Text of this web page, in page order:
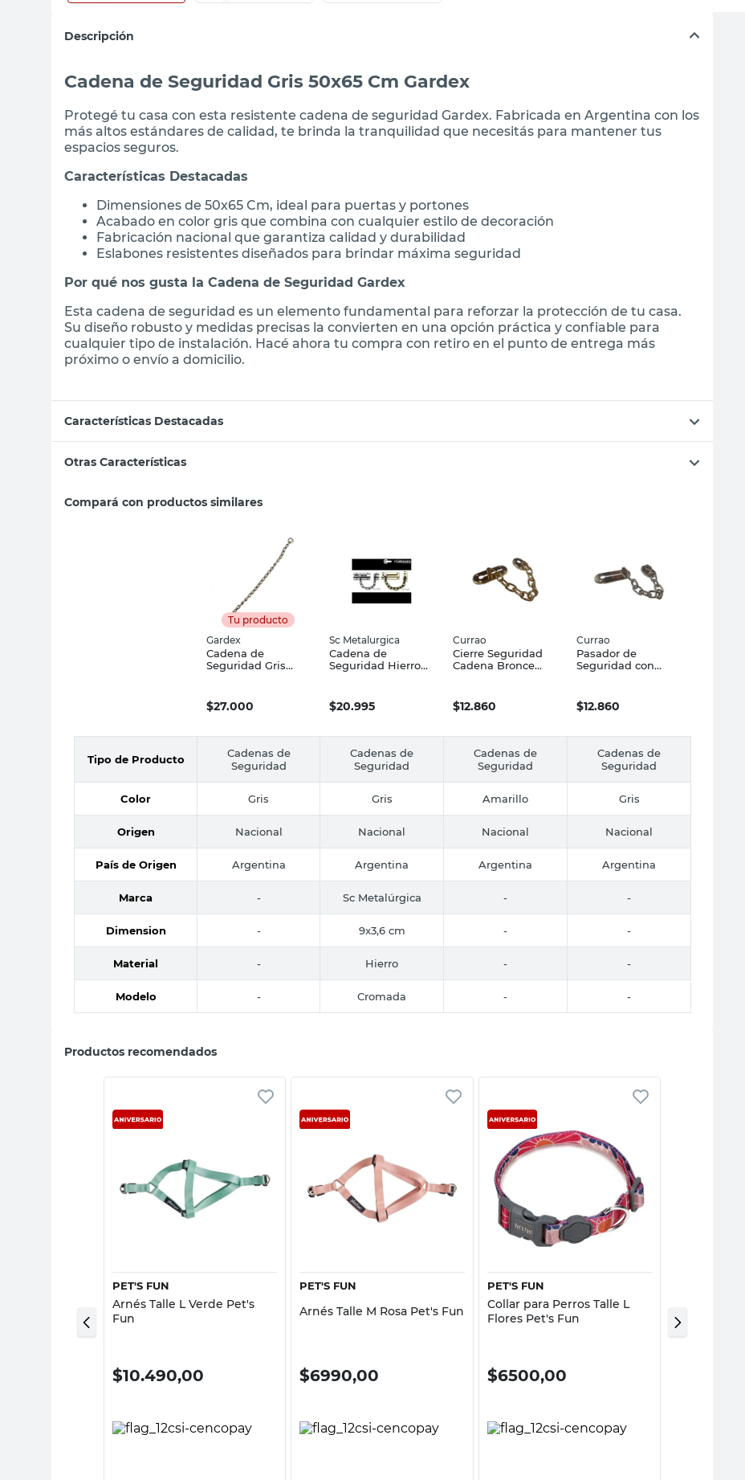
Descripción
Cadena de Seguridad Gris 50x65 Cm Gardex
Protegé tu casa con esta resistente cadena de seguridad Gardex. Fabricada en Argentina con los
más altos estándares de calidad, te brinda la tranquilidad que necesitás para mantener tus
espacios seguros.
Características Destacadas
Dimensiones de 50x65 Cm, ideal para puertas y portones
Acabado en color gris que combina con cualquier estilo de decoración
Fabricación nacional que garantiza calidad y durabilidad
Eslabones resistentes diseñados para brindar máxima seguridad
Por qué nos gusta la Cadena de Seguridad Gardex
Esta cadena de seguridad es un elemento fundamental para reforzar la protección de tu casa.
Su diseño robusto y medidas precisas la convierten en una opción práctica y confiable para
cualquier tipo de instalación. Hacé ahora tu compra con retiro en el punto de entrega más
próximo o envío a domicilio.
Características Destacadas
Otras Características
Compará con productos similares
Tu producto
Gardex
Cadena de
Seguridad Gris
$27.000
Sc Metalurgica
Cadena de
Seguridad Hierro
$20.995
Currao
Cierre Seguridad
Cadena Bronce
$12.860
Currao
Pasador de
Seguridad con
$12.860
Tipo de Producto
Cadenas de
Seguridad
Cadenas de
Seguridad
Cadenas de
Seguridad
Cadenas de
Seguridad
Color Gris Gris Amarillo Gris
Origen Nacional Nacional Nacional Nacional
País de Origen Argentina Argentina Argentina Argentina
Marca - Sc Metalúrgica - -
Dimension - 9x3,6 cm - -
Material - Hierro - -
Modelo - Cromada - -
Productos recomendados
PET'S FUN
Arnés Talle L Verde Pet's
Fun
$10.490,00
Vista rápida
PET'S FUN
Arnés Talle M Rosa Pet's Fun
$6990,00
Vista rápida
PET'S FUN
Collar para Perros Talle L
Flores Pet's Fun
$6500,00
Patitas y
Class